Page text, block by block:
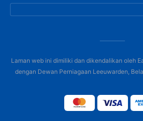
Laman web ini dimiliki dan dikendalikan oleh
dengan Dewan Perniagaan Leeuwarden,